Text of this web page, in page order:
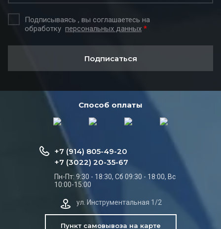
Подписываясь , вы соглашаетесь на
обработку персональных данных *
Подписаться
Способ оплаты
+7 (914) 805-49-20
+7 (3022) 20-35-67
Пн-Пт: 9:30 - 18:30, Сб 09:30 - 18:00, Вс
10:00-15:00
ул. Инструментальная 1/2
Пункт самовывоза на карте